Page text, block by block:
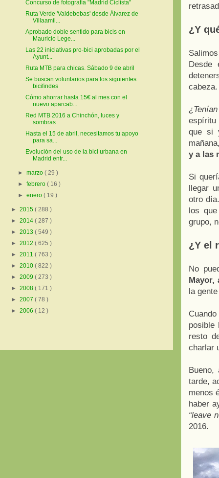
¿Y
cabeza.
que si
y a las
Si
llegar
otro
los
grupo,
¿Y el
No
Mayor,
la
posible
resto
charlar
tarde,
menos
haber
“leave
2016.
Concurso de fotografía "Madrid Ciclista"
Ruta Verde 'Valdebebas' desde Álvarez de
Villaamil...
Aprobado doble sentido para bicis en
Mauricio Lege...
Las 22 iniciativas pro-bici aprobadas por el
Ayunt...
Ruta MTB para chicas. Sábado 9 de abril
Se buscan voluntarios para los siguientes
bicifindes
Cómo ahorrar hasta 15€ al mes con el
nuevo aparcab...
Red MTB 2016 a Chinchón, luces y
sombras
Hasta el 15 de abril, necesitamos tu apoyo
para sa...
Evolución del uso de la bici urbana en
Madrid entr...
►marzo( 29 )
►febrero( 16 )
►enero( 19 )
► 2015 ( 288 )
► 2014 ( 287 )
► 2013 ( 549 )
► 2012 ( 625 )
► 2011 ( 763 )
► 2010 ( 822 )
► 2009 ( 273 )
► 2008 ( 171 )
► 2007 ( 78 )
► 2006 ( 12 )